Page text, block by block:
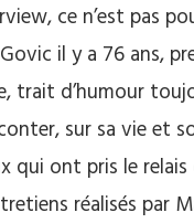
ce n’est pas
il y a 76 ans,
trait d’humour
sur sa vie et
qui ont pris le
réalisés par